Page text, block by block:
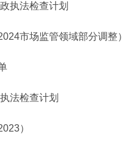
执法检查计划
市场监管领域部分调整）
法检查计划
）